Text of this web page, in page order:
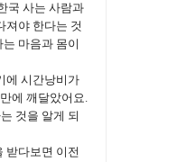
국 사는 사람과
져야 한다는 것
마음과 몸이
에 시간낭비가
에 깨달았어요.
것을 알게 되
받다보면 이전